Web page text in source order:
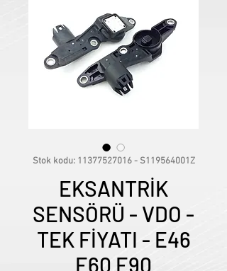
Stok kodu: 11377527016 - S119564001Z
EKSANTRİK
SENSÖRÜ - VDO -
TEK FİYATI - E46
E60 E90